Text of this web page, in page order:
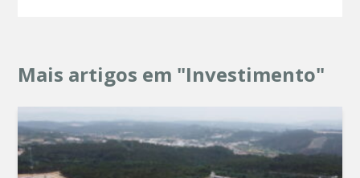
Mais artigos em "Investimento"